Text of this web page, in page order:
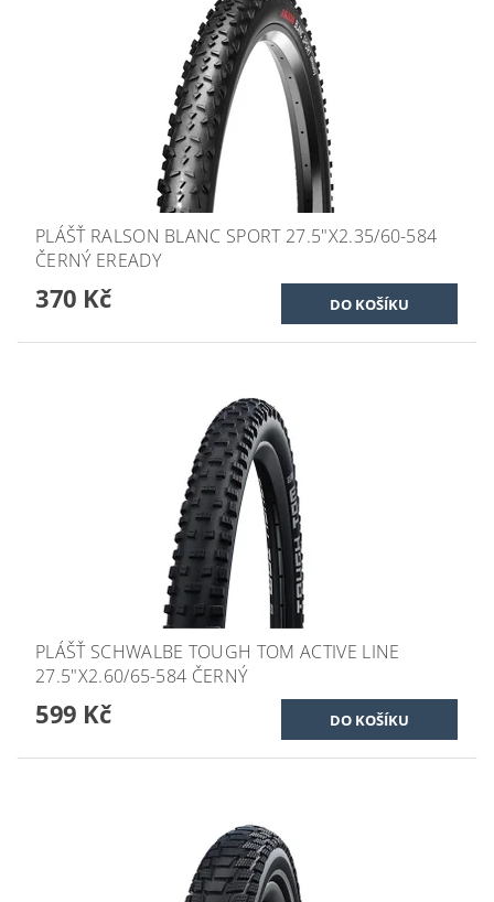
PLÁŠŤ RALSON BLANC SPORT 27.5"X2.35/60-584
ČERNÝ EREADY
370 Kč
PLÁŠŤ SCHWALBE TOUGH TOM ACTIVE LINE
27.5"X2.60/65-584 ČERNÝ
599 Kč